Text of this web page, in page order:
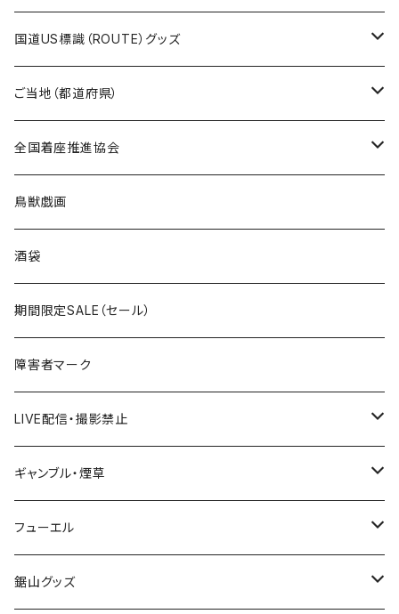
トートバッグ
千葉ロッテマリーンズコラボ
ホテルキーホルダー
トートバッグ
ホテルキーホルダー
ステッカー
国道0～99号線
国道100～199号線
国道600～699号線
国道700～799号線
Tシャツ
キャップ
国道US標識（ROUTE）グッズ
ステッカー
ROUTE 0～99号線
ROUTE100～199号線
ROUTE600～699号線
ROUTE700～799号線
Tシャツ
ROUTE 0～99号線
ROUTE 100～199号線
ROUTE 600～699号線
ROUTE 700～799号線
キャップ
ROUTE 0～99号線
ROUTE 100～199号線
ROUTE 600～699号線
ROUTE 700～799号線
ご当地（都道府県）
北海道
青森県
岩手県
宮城県
秋田県
Tシャツ
ステッカー
山形県
福島県
茨城県
栃木県
全国着座推進協会
ステッカー
鳥獣戯画
酒袋
期間限定SALE（セール）
障害者マーク
LIVE配信・撮影禁止
LIVE配信禁止
撮影禁止
ギャンブル・煙草
ホテルキーホルダー
たばこ・禁煙ステッカー
フューエル
ステッカー
鋸山グッズ